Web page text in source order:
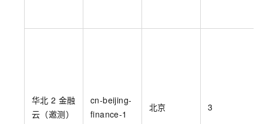
华北 2 金融
云（邀测）
cn-beijing-
finance-1
北京 3